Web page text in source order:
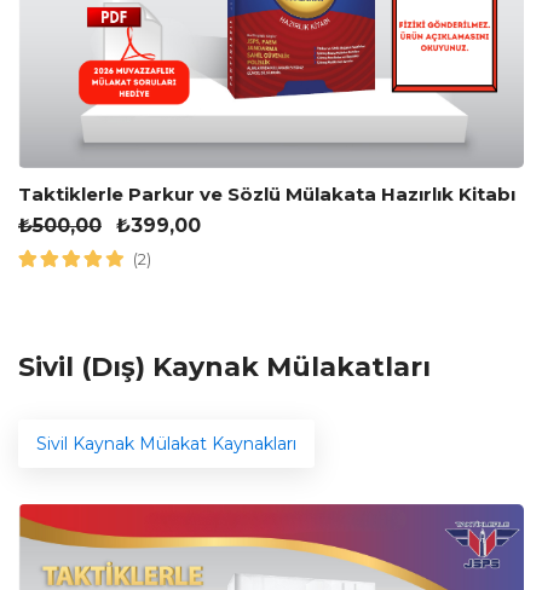
Taktiklerle Parkur ve Sözlü Mülakata Hazırlık Kitabı
₺500,00 ₺399,00
(2)
Sivil (Dış) Kaynak Mülakatları
Sivil Kaynak Mülakat Kaynakları